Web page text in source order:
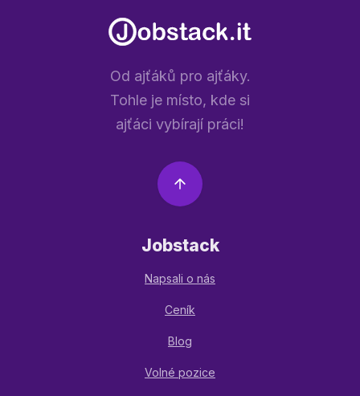
Od ajťáků pro ajťáky.
Tohle je místo, kde si
ajťáci vybírají práci!
Jobstack
Napsali o nás
Ceník
Blog
Volné pozice